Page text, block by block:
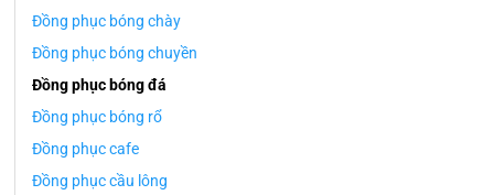
Đồng phục bóng chày
Đồng phục bóng chuyền
Đồng phục bóng đá
Đồng phục bóng rổ
Đồng phục cafe
Đồng phục cầu lông